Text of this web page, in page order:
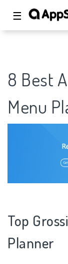
☰
8 Best
Menu
Top
Planner